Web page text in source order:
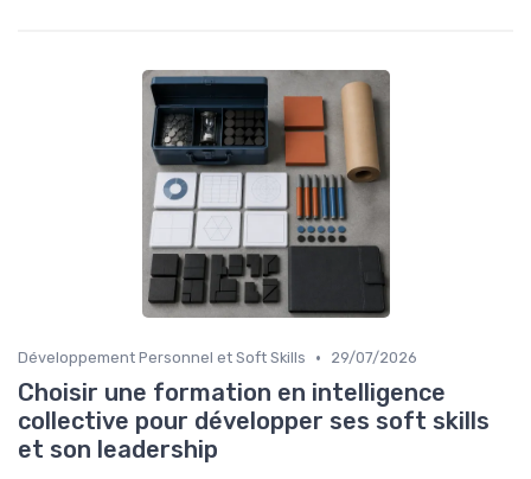
Développement Personnel et Soft Skills • 29/07/2026
Choisir une formation en intelligence
collective pour développer ses soft skills
et son leadership